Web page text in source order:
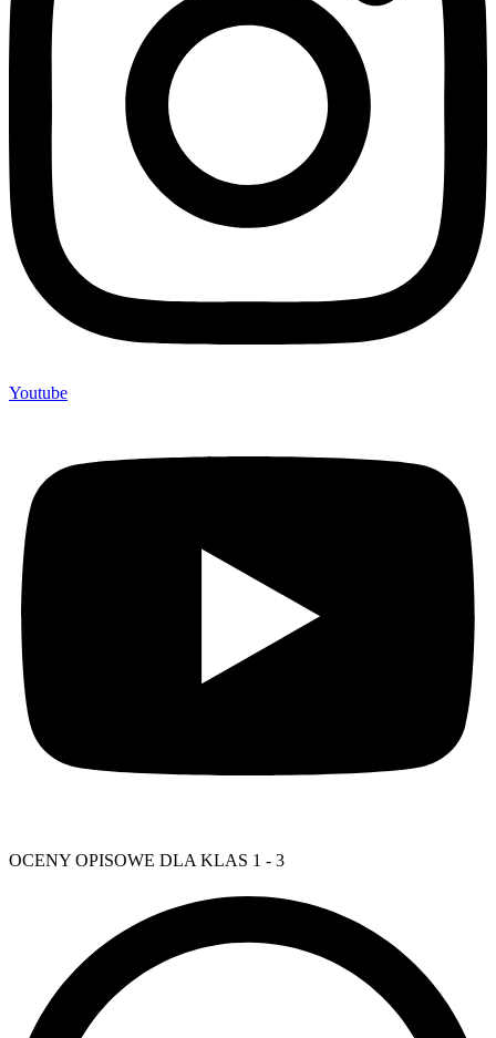
Youtube
OCENY OPISOWE DLA KLAS 1 - 3